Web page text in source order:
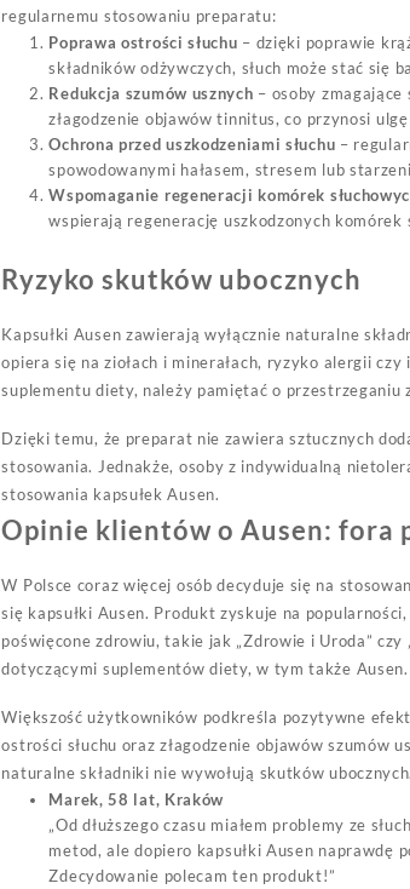
regularnemu stosowaniu preparatu:
Poprawa ostrości słuchu – dzięki poprawie
składników odżywczych, słuch może stać się
Redukcja szumów usznych – osoby
złagodzenie objawów tinnitus, co przynosi
Ochrona przed uszkodzeniami słuchu –
spowodowanymi hałasem, stresem lub
Wspomaganie regeneracji komórek
wspierają regenerację uszkodzonych komórek
Ryzyko skutków ubocznych
Kapsułki Ausen zawierają wyłącznie naturalne
opiera się na ziołach i minerałach, ryzyko alergii
suplementu diety, należy pamiętać o przestrzeganiu
Dzięki temu, że preparat nie zawiera sztucznych
stosowania. Jednakże, osoby z indywidualną
stosowania kapsułek Ausen.
Opinie klientów o Ausen: fora
W Polsce coraz więcej osób decyduje się na
się kapsułki Ausen. Produkt zyskuje na
poświęcone zdrowiu, takie jak „Zdrowie i Uroda”
dotyczącymi suplementów diety, w tym także Ausen.
Większość użytkowników podkreśla pozytywne
ostrości słuchu oraz złagodzenie objawów szumów
naturalne składniki nie wywołują skutków ubocznych.
Marek, 58 lat, Kraków
„Od dłuższego czasu miałem problemy ze
metod, ale dopiero kapsułki Ausen naprawdę
Zdecydowanie polecam ten produkt!”